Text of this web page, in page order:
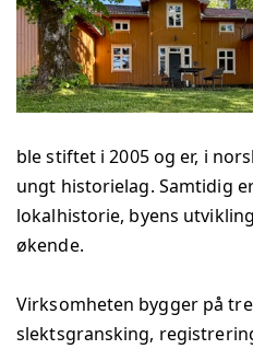
ble stiftet i 2005 og er, i
ungt historielag. Samtidig
lokalhistorie, byens
økende.
Virksomheten bygger på
slektsgransking,